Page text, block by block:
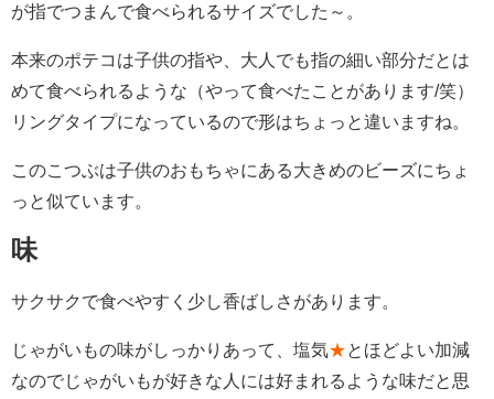
が指でつまんで食べられるサイズでした～。
本来のポテコは子供の指や、大人でも指の細い部分だとは
めて食べられるような（やって食べたことがあります/笑）
リングタイプになっているので形はちょっと違いますね。
このこつぶは子供のおもちゃにある大きめのビーズにちょ
っと似ています。
味
サクサクで食べやすく少し香ばしさがあります。
じゃがいもの味がしっかりあって、塩気★ とほどよい加減
なのでじゃがいもが好きな人には好まれるような味だと思